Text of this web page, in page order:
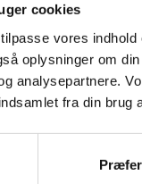
cookies
vores
oplysninger om
analysepartnere.
fra din brug